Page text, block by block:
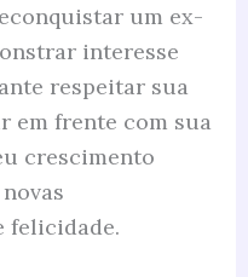
um ex-
interesse
respeitar sua
em frente com sua
crescimento
felicidade.